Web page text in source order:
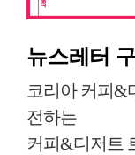
뉴스레터
코리아 커피&
전하는
커피&디저트